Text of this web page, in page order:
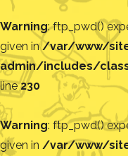
Warning: ftp_pwd()
given in/var/www/
admin/includes/
line230
Warning: ftp_pwd()
given in /var/www/